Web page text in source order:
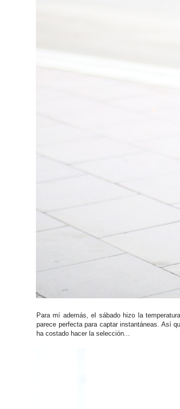
Para mí además, el sábado hizo la
parece perfecta para captar instantáneas. Así
ha costado hacer la selección...